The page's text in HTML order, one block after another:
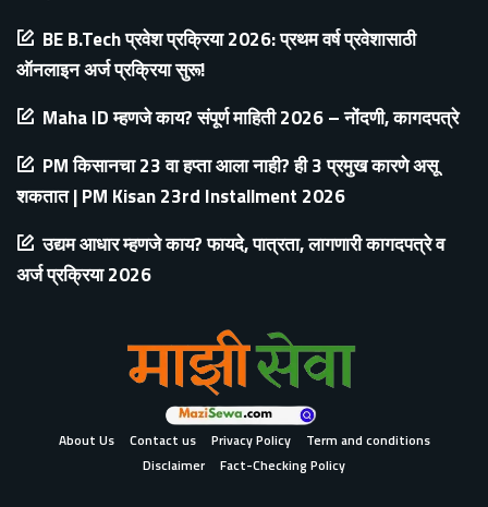
BE B.Tech प्रवेश प्रक्रिया 2026: प्रथम वर्ष प्रवेशासाठी
ऑनलाइन अर्ज प्रक्रिया सुरू!
Maha ID म्हणजे काय? संपूर्ण माहिती 2026 – नोंदणी, कागदपत्रे
PM किसानचा 23 वा हप्ता आला नाही? ही 3 प्रमुख कारणे असू
शकतात | PM Kisan 23rd Installment 2026
उद्यम आधार म्हणजे काय? फायदे, पात्रता, लागणारी कागदपत्रे व
अर्ज प्रक्रिया 2026
About Us Contact us Privacy Policy
Term and conditions
Disclaimer
Fact-Checking Policy